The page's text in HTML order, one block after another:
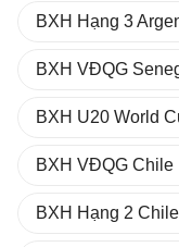
BXH Hạng 3
BXH VĐQG
BXH U20 World
BXH VĐQG Chile
BXH Hạng 2 Chile